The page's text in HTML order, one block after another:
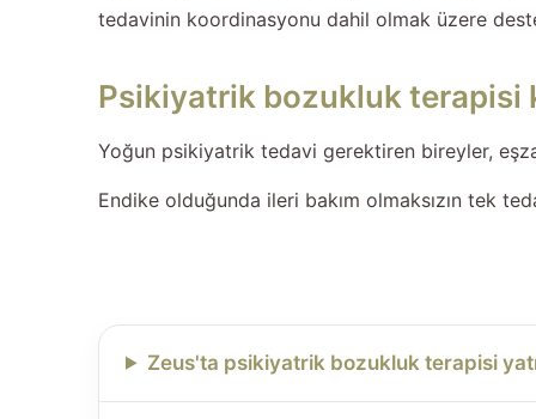
tedavinin koordinasyonu dahil olmak üzere
Psikiyatrik bozukluk terapisi
Yoğun psikiyatrik tedavi gerektiren bireyler,
Endike olduğunda ileri bakım olmaksızın tek
Zeus'ta psikiyatrik bozukluk terapisi